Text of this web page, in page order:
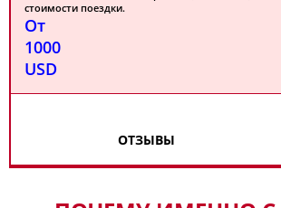
стоимости поездки.
От
1000
USD
ОТЗЫВЫ